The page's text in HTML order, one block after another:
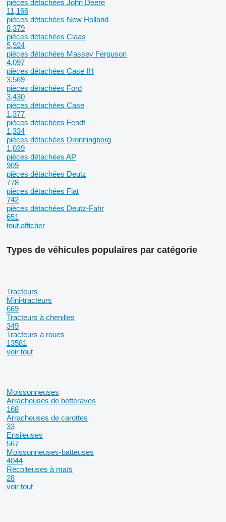
pièces détachées John Deere
11,166
pièces détachées New Holland
8,379
pièces détachées Claas
5,924
pièces détachées Massey Ferguson
4,097
pièces détachées Case IH
3,569
pièces détachées Ford
3,430
pièces détachées Case
1,377
pièces détachées Fendt
1,334
pièces détachées Dronningborg
1,039
pièces détachées AP
909
pièces détachées Deutz
778
pièces détachées Fiat
742
pièces détachées Deutz-Fahr
651
tout afficher
Types de véhicules populaires par catégorie
Tracteurs
Mini-tracteurs
669
Tracteurs à chenilles
349
Tracteurs à roues
13581
voir tout
Moissonneuses
Arracheuses de betteraves
168
Arracheuses de carottes
33
Ensileuses
567
Moissonneuses-batteuses
4044
Récolteuses à maïs
28
voir tout